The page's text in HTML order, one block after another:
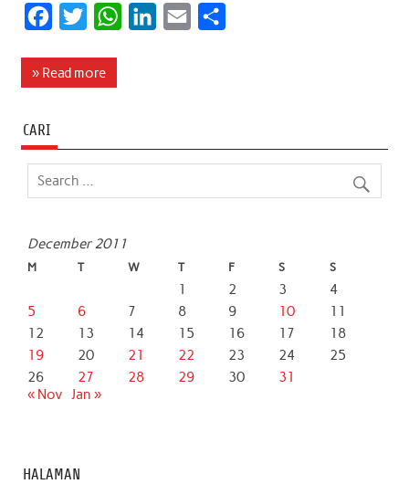
c
o
o
i
e
W
A
d
» Read more
CARI
December 2011
M T W T F S S
1 2 3
4
5
6 7 8 9 10
11
12
13 14 15 16 17
18
19
20 21 22 23 24
25
26
27 28 29 30
31
« Nov Jan »
HALAMAN